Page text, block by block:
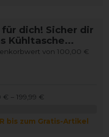
für dich! Sicher dir
Kühltasche...
von 100,00 €
– 199,99 €
bis zum Gratis-Artikel